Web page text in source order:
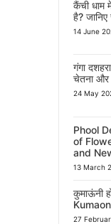
कैंची धाम
है? जानिए
14 June
गंगा
चेतना और
24 May
Phool
of
and
13 March
कुमाऊंनी
27